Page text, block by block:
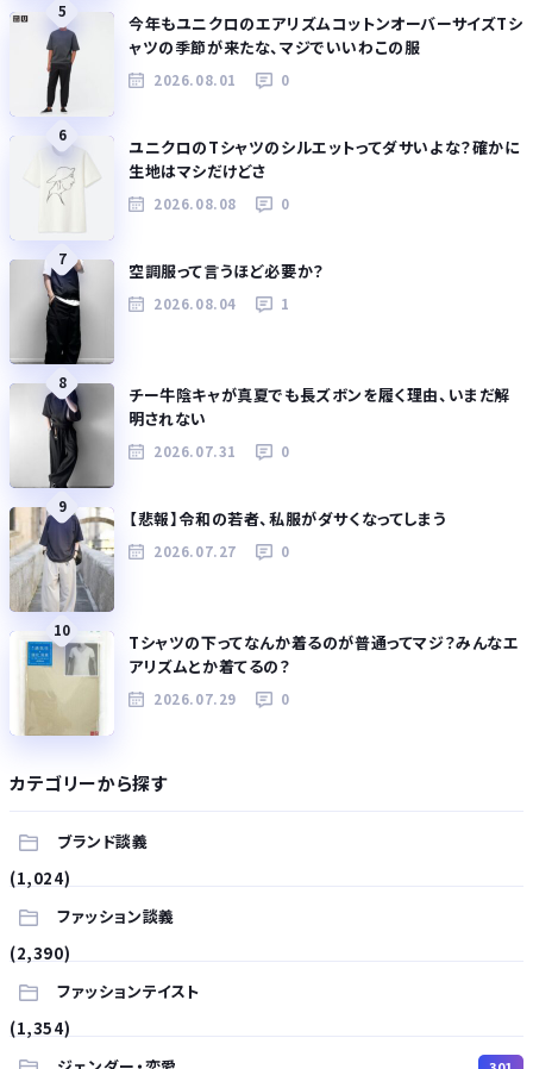
5
今年もユニクロのエアリズムコットンオーバーサイズTシ
ャツの季節が来たな、マジでいいわこの服
2026.08.01 0
6
ユニクロのTシャツのシルエットってダサいよな？確かに
生地はマシだけどさ
2026.08.08 0
7
空調服って言うほど必要か？
2026.08.04 1
8
チー牛陰キャが真夏でも長ズボンを履く理由、いまだ解
明されない
2026.07.31 0
9
【悲報】令和の若者、私服がダサくなってしまう
2026.07.27 0
10
Tシャツの下ってなんか着るのが普通ってマジ？みんなエ
アリズムとか着てるの？
2026.07.29 0
カテゴリーから探す
ブランド談義
(1,024)
ファッション談義
(2,390)
ファッションテイスト
(1,354)